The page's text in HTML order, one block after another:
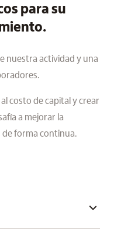
para su
nuestra actividad y una
costo de capital y crear
a mejorar la
de forma continua.